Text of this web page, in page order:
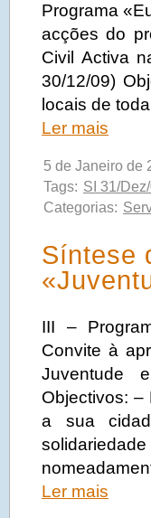
Programa
acções do
Civil Activa
30/12/09)
locais de
Ler mais
5 de Janeiro de
Tags: SI 31/
Categorias:
Síntese
III –
Convite à
Juventude
Objectivos: –
a sua
Ler mais